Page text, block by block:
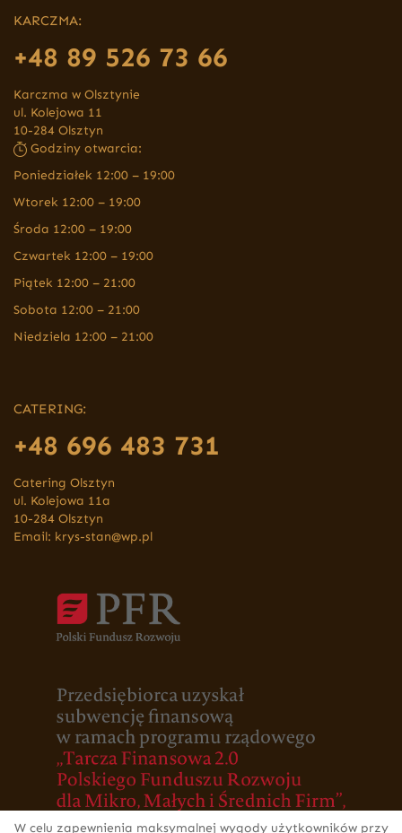
KARCZMA:
+48 89 526 73 66
Karczma w Olsztynie
ul. Kolejowa 11
10-284 Olsztyn
Godziny otwarcia:
Poniedziałek 12:00 – 19:00
Wtorek 12:00 – 19:00
Środa 12:00 – 19:00
Czwartek 12:00 – 19:00
Piątek 12:00 – 21:00
Sobota 12:00 – 21:00
Niedziela 12:00 – 21:00
CATERING:
+48 696 483 731
Catering Olsztyn
ul. Kolejowa 11a
10-284 Olsztyn
Email: krys-stan@wp.pl
W celu zapewnienia maksymalnej wygody użytkowników przy